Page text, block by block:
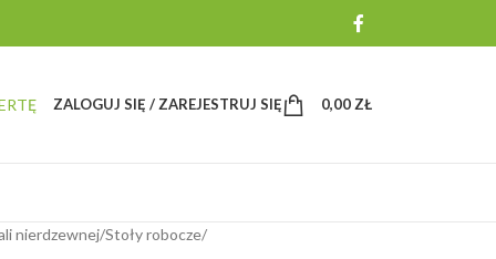
ZALOGUJ SIĘ / ZAREJESTRUJ SIĘ 0,00 ZŁ
nierdzewnej/Stoły robocze/